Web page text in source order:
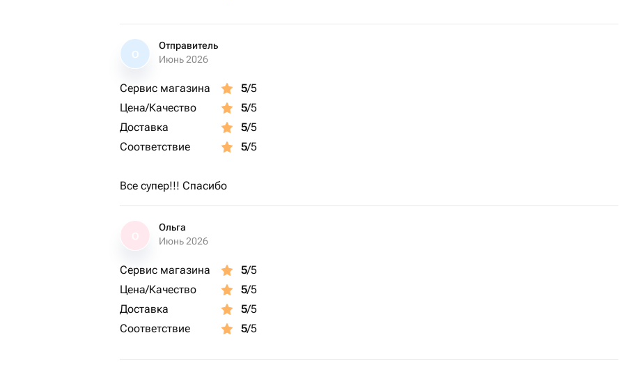
О
Отправитель
Июнь 2026
Сервис магазина 5/5
Цена/Качество
5/5
Доставка
5/5
Соответствие
5/5
Все супер!!! Спасибо
Ольга
Июнь 2026
Сервис магазина 5/5
Цена/Качество
5/5
Доставка
5/5
Соответствие
5/5